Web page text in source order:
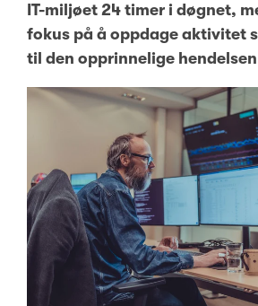
IT-miljøet 24 timer i døgnet,
fokus på å oppdage aktivitet
til den opprinnelige